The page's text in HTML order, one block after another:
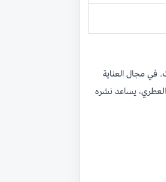
في مجال العناية
يساعد نشره